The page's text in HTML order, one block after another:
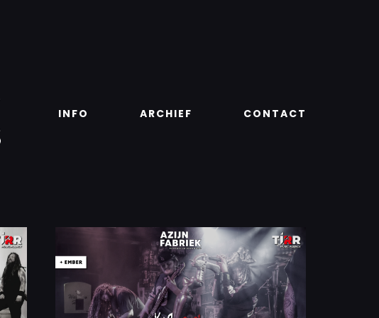
INFO ARCHIEF CONTACT